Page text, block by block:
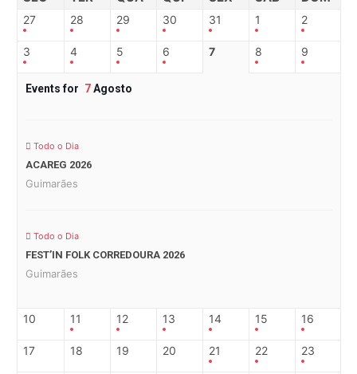
27 28 29 30 31 1 2
3 4 5 6 7 8 9
Events for 7Agosto
Todo o Dia
ACAREG 2026
Guimarães
Todo o Dia
FEST’IN FOLK CORREDOURA 2026
Guimarães
10 11 12 13 14 15 16
17 18 19 20 21 22 23